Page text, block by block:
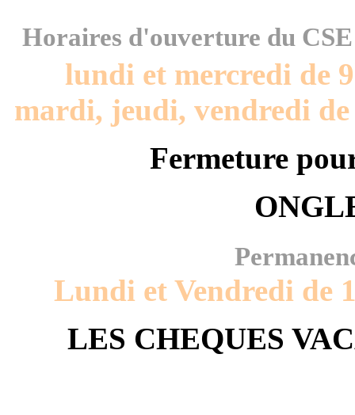
Horaires d'ouverture du
lundi et mercredi de
mardi, jeudi, vendredi de
Fermeture
Lundi et Vendredi de
LES CHEQUES